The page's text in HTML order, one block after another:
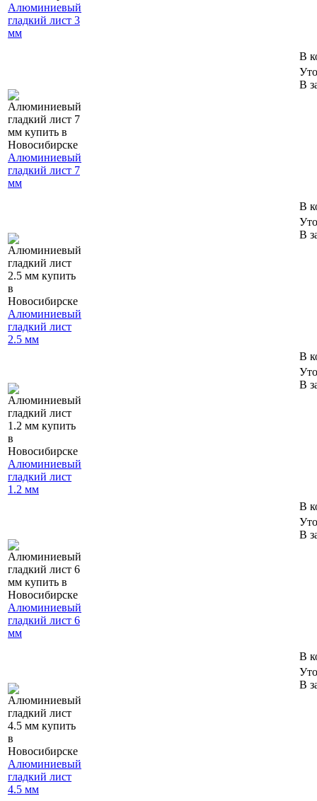
Алюминиевый
гладкий лист 3
мм
В
Алюминиевый
гладкий лист 7
мм
В
В
Алюминиевый
гладкий лист
2.5 мм
В
В
Алюминиевый
гладкий лист
1.2 мм
В
В
Алюминиевый
гладкий лист 6
мм
В
В
Алюминиевый
гладкий лист
4.5 мм
В